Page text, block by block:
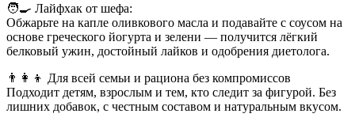
🧑‍🍳 Лайфхак от шефа:
Обжарьте на капле оливкового масла и подавайте с соусом на
основе греческого йогурта и зелени — получится лёгкий
белковый ужин, достойный лайков и одобрения диетолога.
👨‍👩‍👦 Для всей семьи и рациона без компромиссов
Подходит детям, взрослым и тем, кто следит за фигурой. Без
лишних добавок, с честным составом и натуральным вкусом.